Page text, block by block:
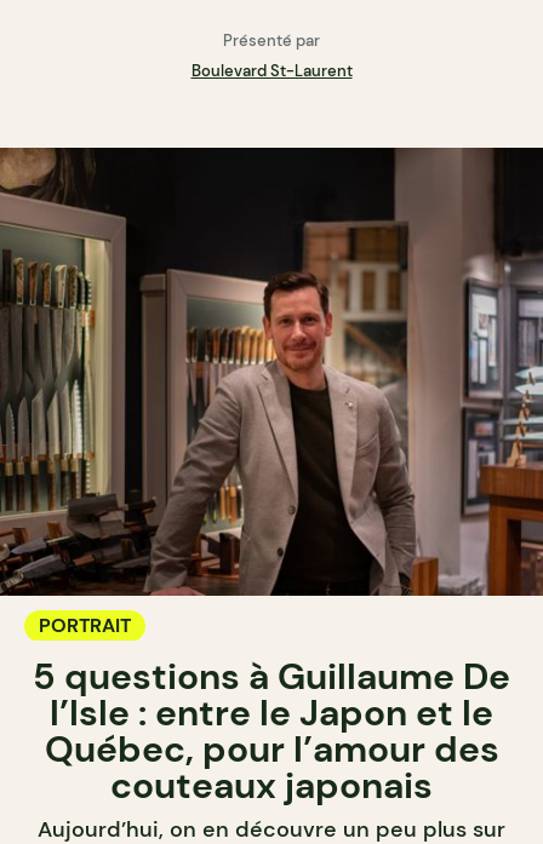
Présenté par
Boulevard St-Laurent
PORTRAIT
5 questions à Guillaume De
l’Isle : entre le Japon et le
Québec, pour l’amour des
couteaux japonais
Aujourd’hui, on en découvre un peu plus sur